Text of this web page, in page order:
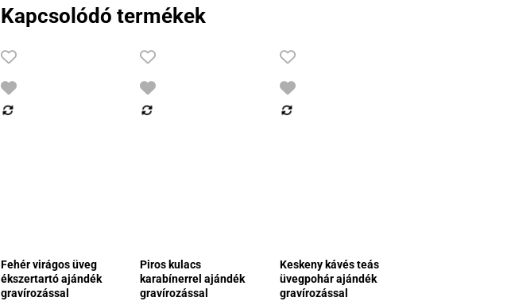
Kapcsolódó termékek
Fehér virágos üveg
ékszertartó ajándék
gravírozással
Piros kulacs
karabínerrel ajándék
gravírozással
Keskeny kávés teás
üvegpohár ajándék
gravírozással